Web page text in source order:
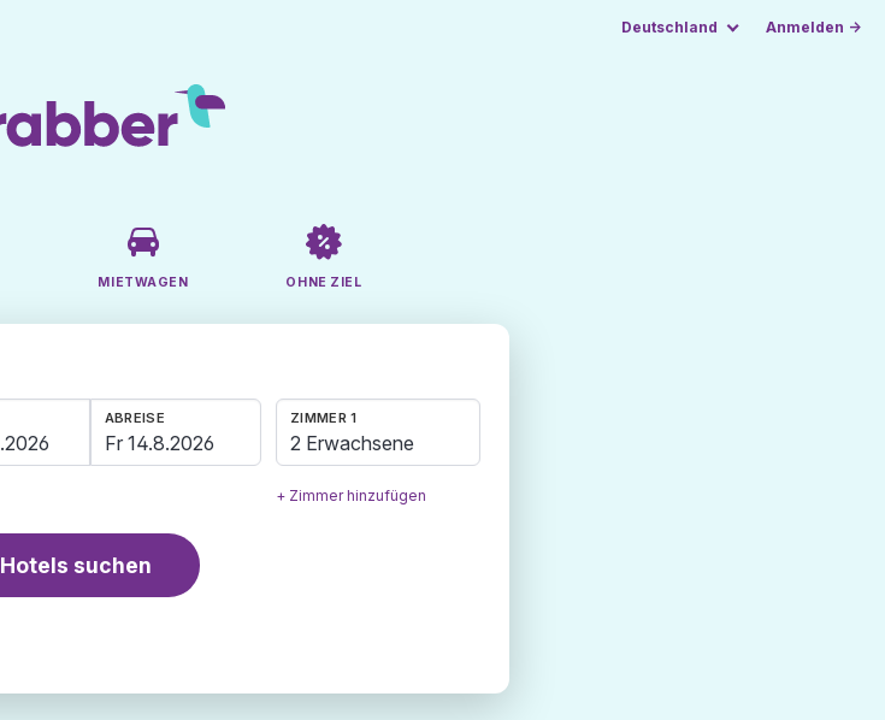
Deutschland Anmelden →
MIETWAGEN OHNE ZIEL
ABREISE ZIMMER 1
2 Erwachsene
+ Zimmer hinzufügen
Hotels suchen